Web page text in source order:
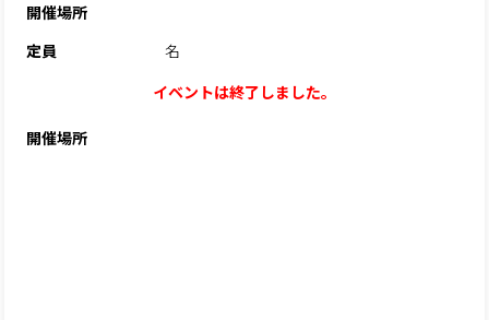
開催場所
定員
名
イベントは終了しました。
開催場所